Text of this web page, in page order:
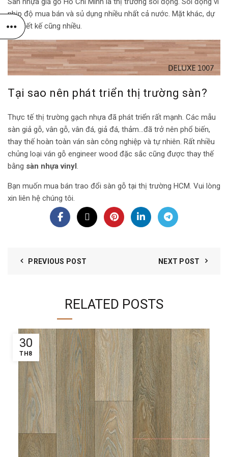
nhịp độ mua bán và sủ dụng nhiều nhất cả nước. Mặt khác, dự
án thiết kế cũng nhiều.
Tại sao nên phát triển thị trường sàn?
Thực tế thị trường gạch nhựa đã phát triển rất mạnh. Các mẫu
sàn giả gỗ, vân gỗ, vân đá, giả đá, thảm…đã trở nên phổ biến,
thay thế hoàn toàn ván sàn công nghiệp và tự nhiên. Rất nhiều
chủng loại ván gỗ engineer wood đặc sắc cũng được thay thế
bằng sàn nhựa vinyl.
Bạn muốn mua bán trao đổi sàn gỗ tại thị trường HCM. Vui lòng
xin liên hệ chúng tôi.
PREVIOUS POST NEXT POST
RELATED POSTS
30
TH8